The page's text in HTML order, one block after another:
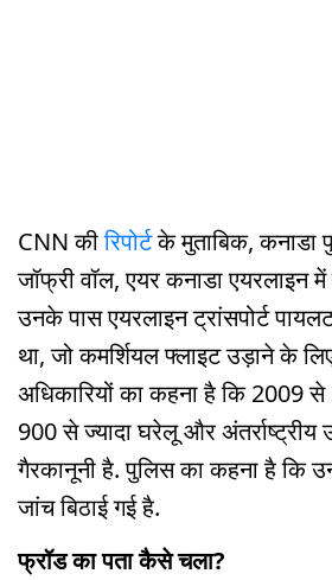
CNN कीरिपोर्टके मुताबिक, कनाडा
जॉफ्री वॉल, एयर कनाडा एयरलाइन
उनके पास एयरलाइन ट्रांसपोर्ट
था, जो कमर्शियल फ्लाइट उड़ाने के
अधिकारियों का कहना है कि 2009
900 से ज्यादा घरेलू और अंतर्राष्ट्रीय
गैरकानूनी है. पुलिस का कहना है कि
जांच बिठाई गई है.
फ्रॉड का पता कैसे चला?